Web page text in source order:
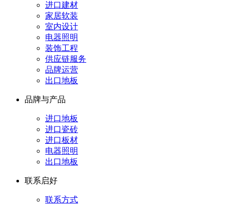
进口建材
家居软装
室内设计
电器照明
装饰工程
供应链服务
品牌运营
出口地板
品牌与产品
进口地板
进口瓷砖
进口板材
电器照明
出口地板
联系启好
联系方式